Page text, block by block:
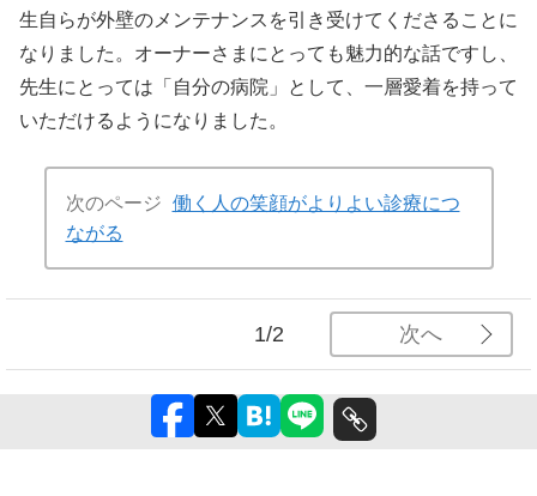
生自らが外壁のメンテナンスを引き受けてくださることに
なりました。オーナーさまにとっても魅力的な話ですし、
先生にとっては「自分の病院」として、一層愛着を持って
いただけるようになりました。
次のページ 働く人の笑顔がよりよい診療につ
ながる
1/2 次へ